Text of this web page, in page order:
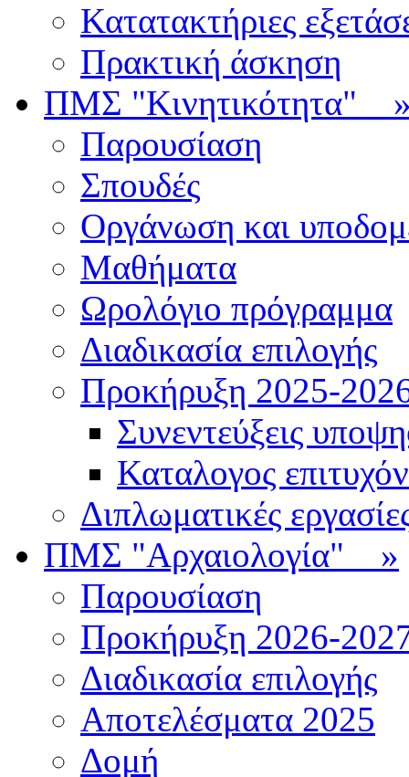
Κατατακτήριες
Πρακτική άσκηση
ΠΜΣ "Κινητικότητα"
Παρουσίαση
Σπουδές
Οργάνωση και
Μαθήματα
Ωρολόγιο πρόγραμμα
Διαδικασία επιλογής
Πρoκήρυξη 2025-
Συνεντεύξεις
Καταλογος
Διπλωματικές
ΠΜΣ "Αρχαιολογία" »
Παρουσίαση
Προκήρυξη 2026-
Διαδικασία επιλογής
Αποτελέσματα 2025
Δομή